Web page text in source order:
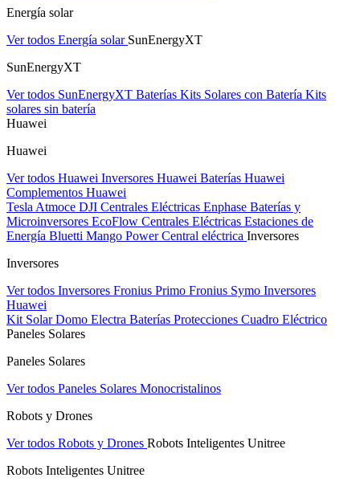
Energía solar
Ver todos Energía solar SunEnergyXT
SunEnergyXT
Ver todos SunEnergyXT Baterías Kits Solares con Batería Kits
solares sin batería
Huawei
Huawei
Ver todos Huawei Inversores Huawei Baterías Huawei
Complementos Huawei
Tesla Atmoce DJI Centrales Eléctricas Enphase Baterías y
Microinversores EcoFlow Centrales Eléctricas Estaciones de
Energía Bluetti Mango Power Central eléctrica Inversores
Inversores
Ver todos Inversores Fronius Primo Fronius Symo Inversores
Huawei
Kit Solar Domo Electra Baterías Protecciones Cuadro Eléctrico
Paneles Solares
Paneles Solares
Ver todos Paneles Solares Monocristalinos
Robots y Drones
Ver todos Robots y Drones Robots Inteligentes Unitree
Robots Inteligentes Unitree